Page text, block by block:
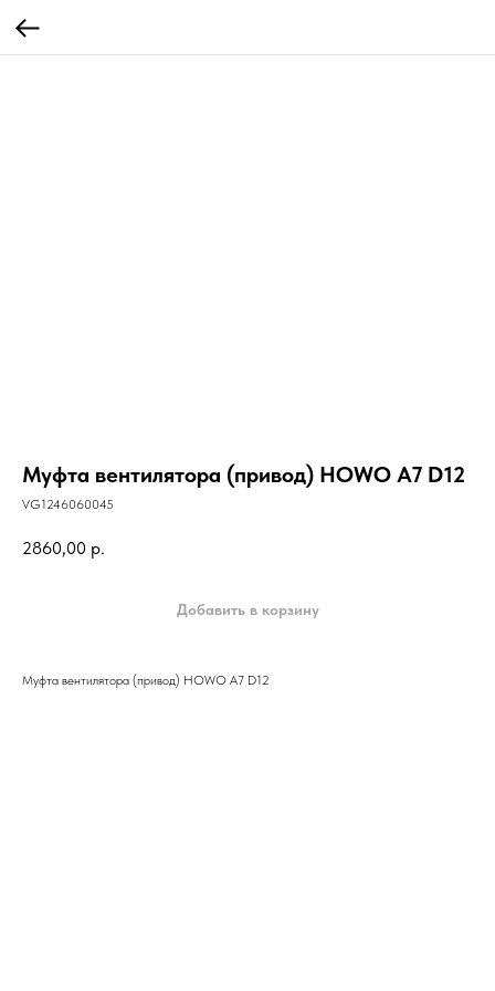
Муфта вентилятора (привод) HOWO A7 D12
VG1246060045
2860,00 р.
Добавить в корзину
Муфта вентилятора (привод) HOWO A7 D12